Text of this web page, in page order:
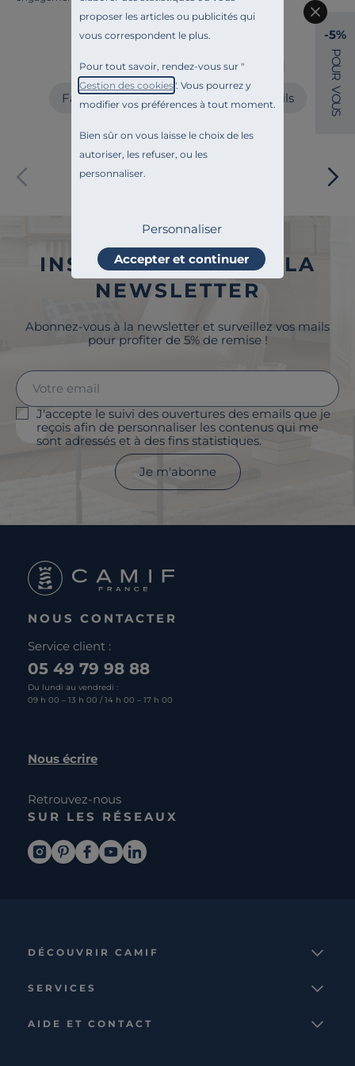
proposer les articles ou publicités qui
vous correspondent le plus.
Pour tout savoir, rendez-vous sur "
Gestion des cookies". Vous pourrez y
modifier vos préférences à tout moment.
Bien sûr on vous laisse le choix de les
autoriser, les refuser, ou les
personnaliser.
Personnaliser
Accepter et continuer
Craquez aussi pour
Fauteuils fixes Repose-pieds
Fauteuils relax Canapés et fauteuils
Paiement sécurisé
INSCRIVEZ-VOUS À LA
NEWSLETTER
Abonnez-vous à la newsletter et surveillez vos mails
pour profiter de 5% de remise !
J'accepte le suivi des ouvertures des emails que je
reçois afin de personnaliser les contenus qui me
sont adressés et à des fins statistiques.
Je m'abonne
NOUS CONTACTER
Service client :
05 49 79 98 88
Du lundi au vendredi :
09 h 00 – 13 h 00 / 14 h 00 – 17 h 00
Nous écrire
Retrouvez-nous
SUR LES RÉSEAUX
DÉCOUVRIR CAMIF
Nos collections
SERVICES
AIDE ET CONTACT
-5%
P
O
U
R
V
O
U
S